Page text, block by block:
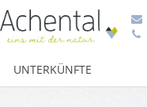
UNTERKÜNFTE